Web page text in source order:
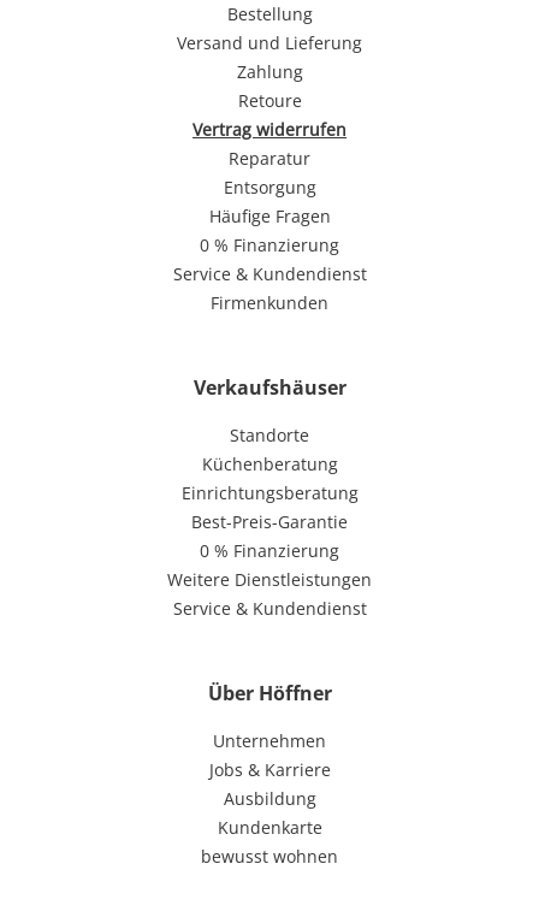
Bestellung
Versand und Lieferung
Zahlung
Retoure
Vertrag widerrufen
Reparatur
Entsorgung
Häufige Fragen
0 % Finanzierung
Service & Kundendienst
Firmenkunden
Verkaufshäuser
Standorte
Küchenberatung
Einrichtungsberatung
Best-Preis-Garantie
0 % Finanzierung
Weitere Dienstleistungen
Service & Kundendienst
Über Höffner
Unternehmen
Jobs & Karriere
Ausbildung
Kundenkarte
bewusst wohnen